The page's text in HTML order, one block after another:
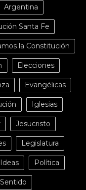
Argentina
Santa Fe
la Constitución
Elecciones
Evangélicas
Iglesias
Jesucristo
Legislatura
Política